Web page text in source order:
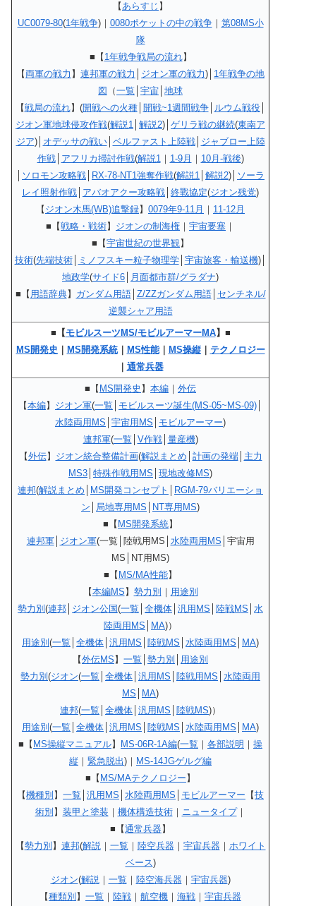
【あらすじ 】
UC0079-80(1年戦争)｜ 0080ポケットの中の戦争｜ 第08MS小
隊
■【 1年戦争戦局の流れ】
【両軍の戦力 】 連邦軍の戦力 ジオン軍の戦力)│ 1年戦争の地
図
（一覧 宇宙 地球
【戦局の流れ】(開戦への火種│ 開戦~1週間戦争│ ルウム戦役│
ジオン軍地球侵攻作戦(解説1 解説2)│ ゲリラ戦の継続(東南ア
ジア)│ オデッサの戦い│ ベルファスト上陸戦│ ジャブロー上陸
作戦│ アフリカ掃討作戦(解説1｜ 1-9月 ｜ 10月-戦後)
ソロモン攻略戦 RX-78-NT1強奪作戦(解説1 解説2)│
ソーラ
レイ照射作戦 アバオアクー攻略戦 終戰協定(ジオン残党)
【 ジオン木馬(WB)追撃録】 0079年9-11月 ｜ 11-12月
■【戦略・戦術】 ジオンの制海権 ｜ 宇宙要塞 ｜
■【宇宙世紀の世界観】
技術(先端技術│ ミノフスキー粒子物理学│ 宇宙旅客・輸送機)│
地政学(サイド6 月面都市群/グラダナ)
■【 用語辞典】 ガンダム用語│ Z/ZZガンダム用語│ センチネル/
逆襲シャア用語
■【モビルスーツMS/モビルアーマーMA】■
MS開発史
MS開発系統｜ MS性能｜ MS操縦｜ テクノロジー
通常兵器
■【 MS開発史 】 本編 ｜ 外伝
【本編】 ジオン軍(一覧 モビルスーツ誕生(MS-05~MS-09)
水陸両用MS 宇宙用MS モビルアーマー)
連邦軍(一覧 V作戦│ 量産機)
【外伝】 ジオン統合整備計画(解説まとめ 計画の発端│ 主力
MS3 特殊作戦用MS 現地改修MS)
連邦(解説まとめ MS開発コンセプト
RGM-79バリエーショ
ン
局地専用MS NT専用MS)
■【 MS開発系統】
連邦軍│ ジオン軍(一覧│陸戦用MS│ 水陸両用MS │宇宙用
MS│NT用MS)
■【 MS/MA性能】
【本編MS 】 勢力別 ｜ 用途別
勢力別 (連邦 ジオン公国(一覧 全機体 汎用MS 陸戦MS 水
陸両用MS
MA)）
用途別 (一覧 全機体 汎用MS 陸戦MS 水陸両用MS MA)
【外伝MS 】 一覧 勢力別
用途別
勢力別 (ジオン(一覧 全機体 汎用MS 陸戦用MS 水陸両用
MS
MA)
連邦(一覧 全機体 汎用MS 陸戦MS)）
用途別 (一覧 全機体 汎用MS 陸戦MS 水陸両用MS MA)
■【 MS操縦マニュアル】 MS-06R-1A編(一覧 ｜ 各部説明 ｜ 操
縦 ｜ 緊急脱出)｜ MS-14JGゲルグ編
■【 MS/MAテクノロジー 】
【機種別 】 一覧 汎用MS 水陸両用MS モビルアーマー 【技
術別 】 装甲と塗装 ｜ 機体構造技術｜ ニュータイプ｜
■【通常兵器 】
【勢力別 】 連邦(解説｜ 一覧 ｜ 陸空兵器 ｜ 宇宙兵器 ｜ ホワイト
ベース)
ジオン(解説｜ 一覧 ｜ 陸空海兵器 ｜ 宇宙兵器)
【種類別 】 一覧 ｜ 陸戦 ｜ 航空機 ｜ 海戦 ｜ 宇宙兵器